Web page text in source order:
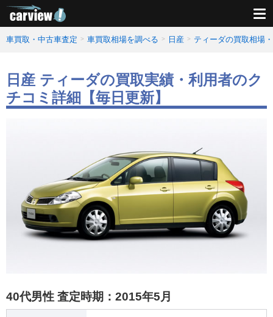
車買取・中古車査定 車買取相場を調べる 日産 ティーダの買取相場
日産 ティーダの買取実績・利用者のク
チコミ詳細【毎日更新】
40代男性 査定時期： 2015年5月